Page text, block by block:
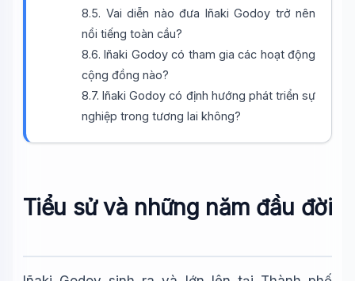
8.5. Vai diễn nào đưa Iñaki Godoy trở nên
nổi tiếng toàn cầu?
8.6. Iñaki Godoy có tham gia các hoạt động
cộng đồng nào?
8.7. Iñaki Godoy có định hướng phát triển sự
nghiệp trong tương lai không?
Tiểu sử và những năm đầu đời
🤖Wiki Trợ Lý
🎓